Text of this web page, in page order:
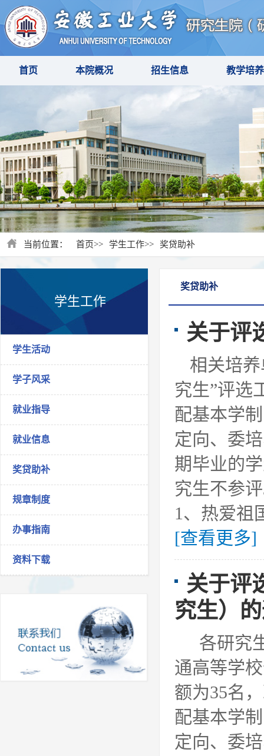
首页 本院概况 招生信息 教学培养
当前位置： 首页>> 学生工作>> 奖贷助补
学生工作
学生活动
学子风采
就业指导
就业信息
奖贷助补
规章制度
办事指南
资料下载
奖贷助补
关于评
相关培
究生”评选
配基本学
定向、委
期毕业的
究生不参
1、热爱祖
[查看更多]
关于评
究生）
各研究
通高等学
额为35名
配基本学
定向、委